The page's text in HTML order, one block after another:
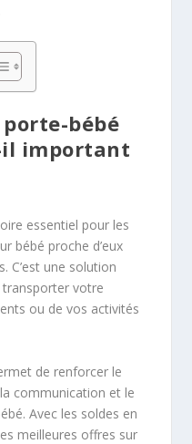
porte-bébé
important
essentiel pour les
bébé proche d’eux
C’est une solution
votre
ou de vos activités
de renforcer le
communication et le
Avec les soldes en
meilleures offres sur